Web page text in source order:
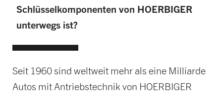
Schlüsselkomponenten von HOERBIGER
unterwegs ist?
Seit 1960 sind weltweit mehr als eine Milliarde
Autos mit Antriebstechnik von HOERBIGER